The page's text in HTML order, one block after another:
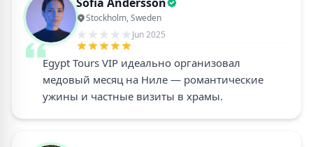
Stockholm, Sweden
Jun 2025
Egypt Tours VIP идеально организовал
медовый месяц на Ниле — романтические
ужины и частные визиты в храмы.